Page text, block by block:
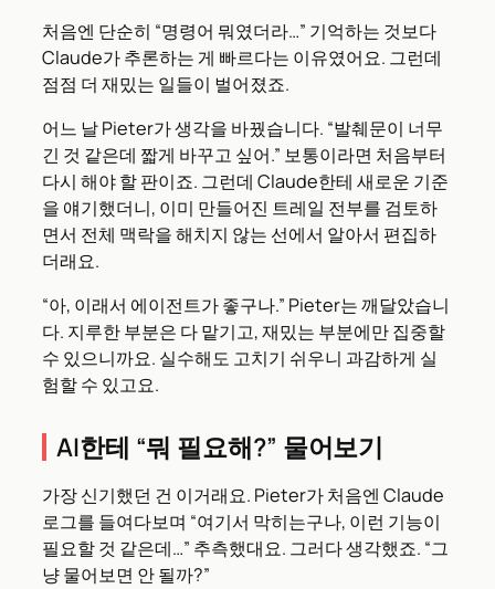
처음엔 단순히 “명령어 뭐였더라…” 기억하는 것보다
Claude가 추론하는 게 빠르다는 이유였어요. 그런데
점점 더 재밌는 일들이 벌어졌죠.
어느 날 Pieter가 생각을 바꿨습니다. “발췌문이 너무
긴 것 같은데 짧게 바꾸고 싶어.” 보통이라면 처음부터
다시 해야 할 판이죠. 그런데 Claude한테 새로운 기준
을 얘기했더니, 이미 만들어진 트레일 전부를 검토하
면서 전체 맥락을 해치지 않는 선에서 알아서 편집하
더래요.
“아, 이래서 에이전트가 좋구나.” Pieter는 깨달았습니
다. 지루한 부분은 다 맡기고, 재밌는 부분에만 집중할
수 있으니까요. 실수해도 고치기 쉬우니 과감하게 실
험할 수 있고요.
AI한테 “뭐 필요해?” 물어보기
가장 신기했던 건 이거래요. Pieter가 처음엔 Claude
로그를 들여다보며 “여기서 막히는구나, 이런 기능이
필요할 것 같은데…” 추측했대요. 그러다 생각했죠. “그
냥 물어보면 안 될까?”